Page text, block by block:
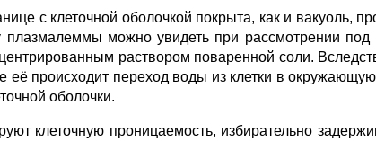
с клеточной оболочкой покрыта, как и вакуоль,
плазмалеммы можно увидеть при рассмотрении под
раствором поваренной соли.
её происходит переход воды из клетки в
оболочки.
клеточную проницаемость, избирательно